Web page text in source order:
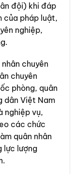
đội) khi đáp
của pháp luật,
nghiệp,
chuyên
chuyên
phòng, quân
dân Việt Nam
nghiệp vụ,
các chức
quân nhân
lực lượng